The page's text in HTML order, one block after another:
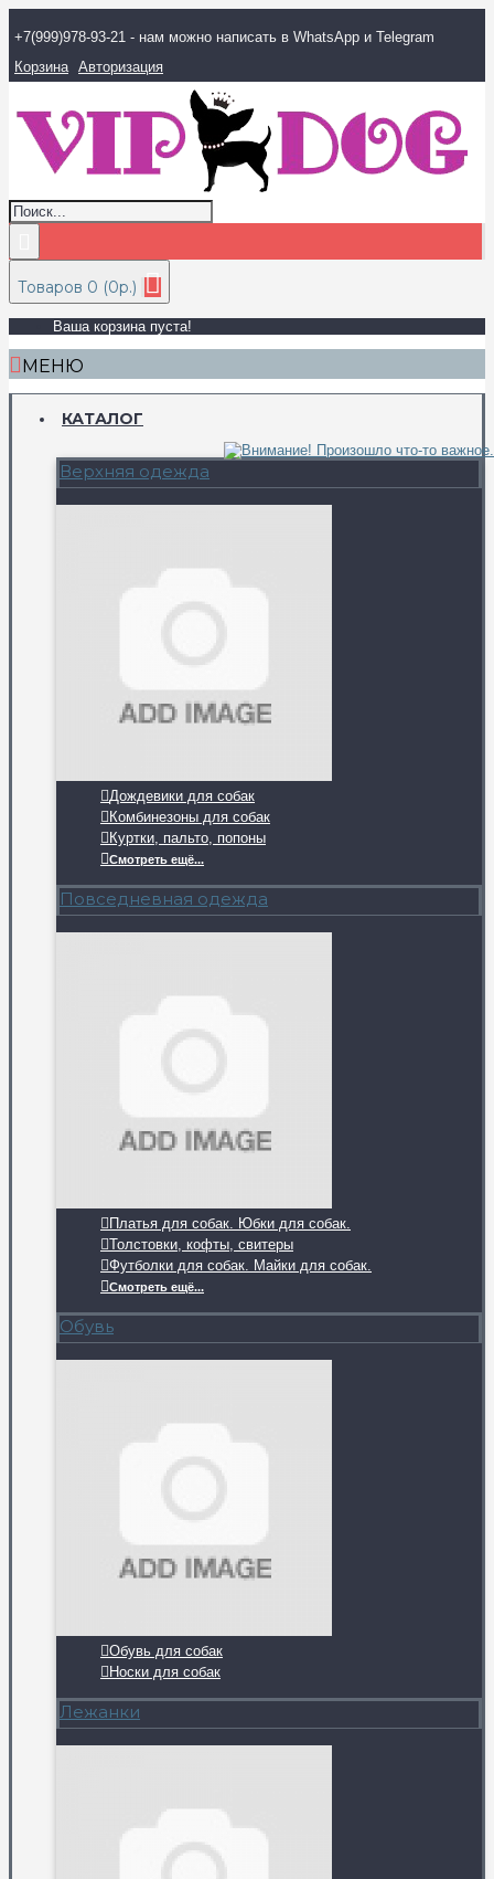
+7(999)978-93-21 - нам можно написать в WhatsApp и Telegram
Корзина Авторизация
Товаров 0 (0р.)
Ваша корзина пуста!
МЕНЮ
КАТАЛОГ
Верхняя одежда
Дождевики для собак
Комбинезоны для собак
Куртки, пальто, попоны
Смотреть ещё...
Повседневная одежда
Платья для собак. Юбки для собак.
Толстовки, кофты, свитеры
Футболки для собак. Майки для собак.
Смотреть ещё...
Обувь
Обувь для собак
Носки для собак
Лежанки